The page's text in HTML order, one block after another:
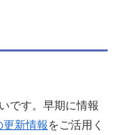
です。早期に情報
更新情報 をご活用く